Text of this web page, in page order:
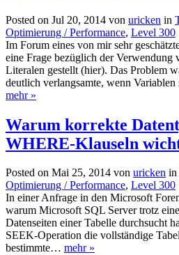
Posted on Jul 20, 2014 von uricken in
Optimierung / Performance, Level 300
Im Forum eines von mir sehr
eine Frage bezüglich der Verwendung
Literalen gestellt (hier). Das Problem
deutlich verlangsamte, wenn
mehr »
Warum korrekte
WHERE-Klauseln
Posted on Mai 25, 2014 von uricken in
Optimierung / Performance, Level 300
In einer Anfrage in den Microsoft
warum Microsoft SQL Server trotz
Datenseiten einer Tabelle durchsucht
SEEK-Operation die vollständige
bestimmte… mehr »